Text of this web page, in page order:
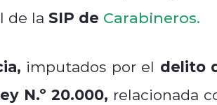
de la SIP de Carabineros.
imputados por el delito
N.º 20.000, relacionada